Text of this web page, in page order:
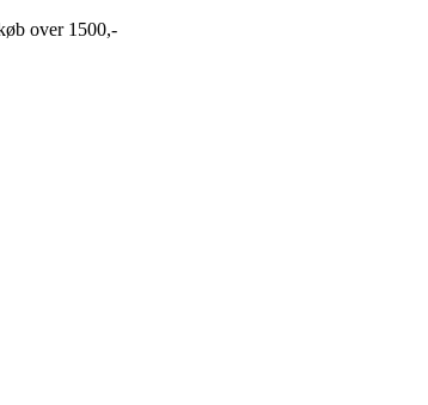
over 1500,-